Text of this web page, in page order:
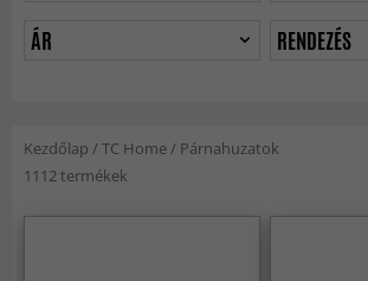
ÁR
RENDEZÉS
Kezdőlap /TC Home/ Párnahuzatok
1112 termékek